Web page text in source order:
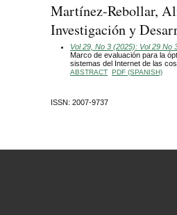
Martínez-Rebollar,
Investigación y
Vol 29, No 3 (2025): Vol 29 No
Marco de evaluación para la
sistemas del Internet de las
ABSTRACT PDF (SPANISH)
ISSN: 2007-9737